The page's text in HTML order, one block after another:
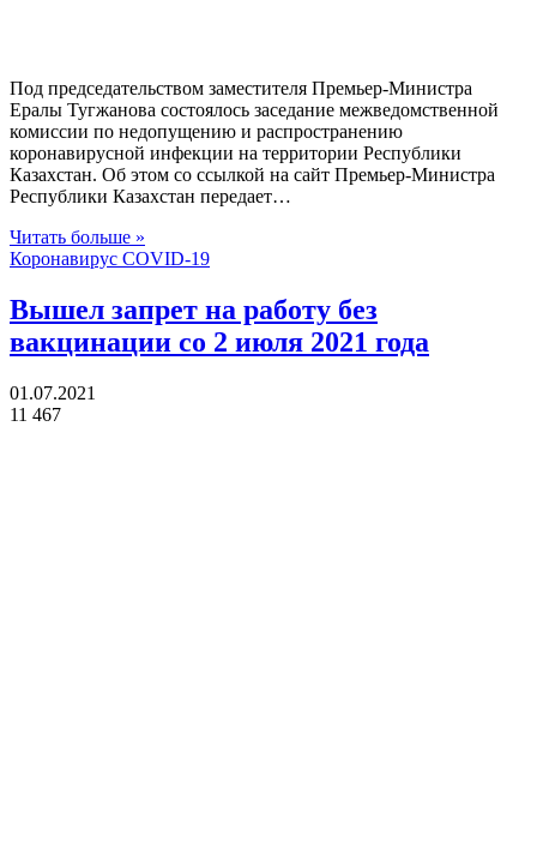
Под председательством заместителя Премьер-Министра
Ералы Тугжанова состоялось заседание межведомственной
комиссии по недопущению и распространению
коронавирусной инфекции на территории Республики
Казахстан. Об этом со ссылкой на сайт Премьер-Министра
Республики Казахстан передает…
Читать больше »
Коронавирус COVID-19
Вышел запрет на работу без
вакцинации со 2 июля 2021 года
01.07.2021
11 467